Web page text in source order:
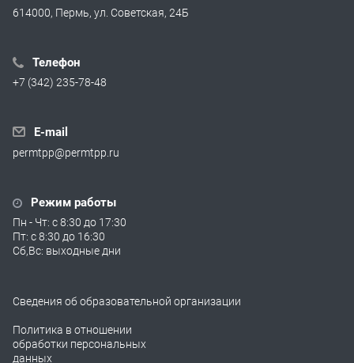
614000, Пермь, ул. Советская, 24Б
Телефон
+7 (342) 235-78-48
E-mail
permtpp@permtpp.ru
Режим работы
Пн - Чт: с 8:30 до 17:30
Пт: с 8:30 до 16:30
Сб,Вс: выходные дни
Сведения об образовательной организации
Политика в отношении
обработки персональных
данных